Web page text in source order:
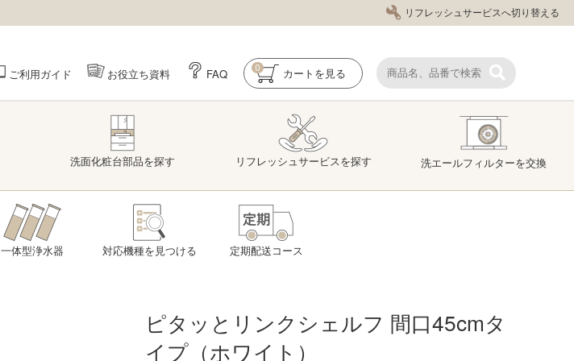
リフレッシュサービスへ切り替える
ご利用ガイド お役立ち資料 FAQ カート を見る
0
洗面化粧台部品を探す リフレッシュサービスを探す 洗エールフィルターを交換
一体型浄水器 対応機種を見つける 定期配送コース
ピタッとリンクシェルフ 間口45cmタ
イプ（ホワイト）